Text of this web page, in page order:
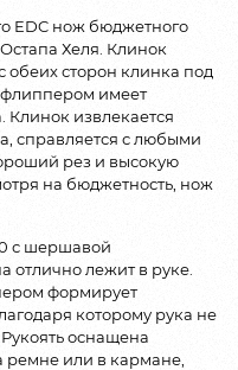
EDC нож бюджетного
Хеля. Клинок
обеих сторон клинка под
имеет
Клинок извлекается
справляется с любыми
рез и высокую
на бюджетность, нож
с шершавой
отлично лежит в руке.
формирует
которому рука не
оснащена
или в кармане,